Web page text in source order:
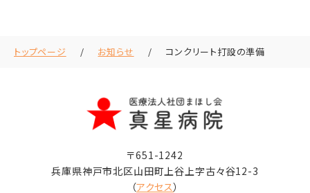
トップページ お知らせ コンクリート打設の準備
〒651-1242
兵庫県神戸市北区山田町上谷上字古々谷12-3
（アクセス）